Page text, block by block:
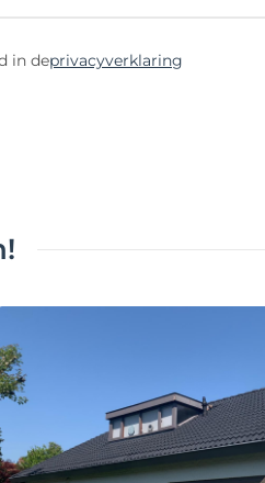
in deprivacyverklaring